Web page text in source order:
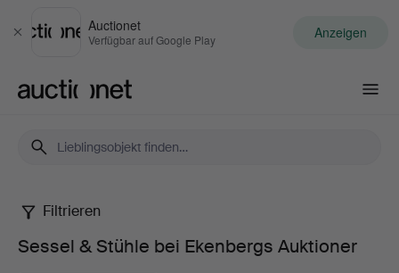
Schließen
Auctionet
Verfügbar auf Google Play Anzeigen
Sessel
Filtrieren
Sessel & Stühle bei Ekenbergs Auktioner